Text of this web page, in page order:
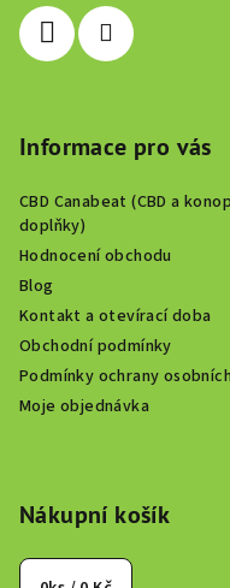
Informace pro vás
CBD Canabeat (CBD a
doplňky)
Hodnocení obchodu
Blog
Kontakt a otevírací doba
Obchodní podmínky
Podmínky ochrany
Moje objednávka
Nákupní košík